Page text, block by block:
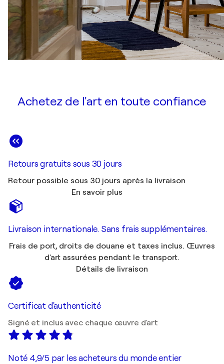
Achetez de l'art en toute confiance
Retours gratuits sous 30 jours
Retour possible sous 30 jours après la livraison
En savoir plus
Livraison internationale. Sans frais supplémentaires.
Frais de port, droits de douane et taxes inclus. Œuvres
d'art assurées pendant le transport.
Détails de livraison
Certificat d'authenticité
Signé et inclus avec chaque œuvre d'art
Noté 4,9/5 par les acheteurs du monde entier